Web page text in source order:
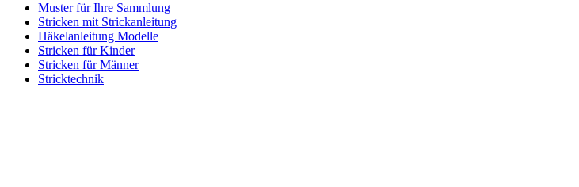
Muster für Ihre Sammlung
Stricken mit Strickanleitung
Häkelanleitung Modelle
Stricken für Kinder
Stricken für Männer
Stricktechnik